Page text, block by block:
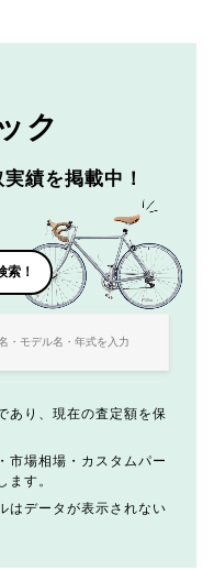
ク
績を掲載中！
索！
あり、現在の査定額を保
市場相場・カスタムパー
ます。
はデータが表示されない